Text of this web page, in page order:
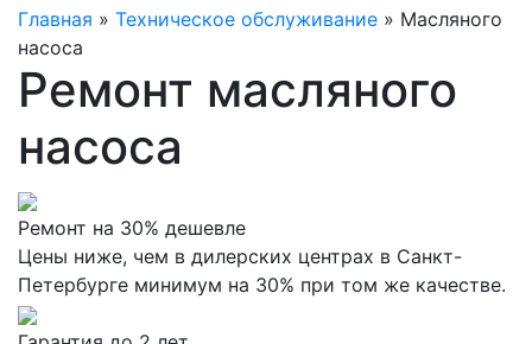
Главная » Техническое обслуживание » Масляного
насоса
Ремонт масляного
насоса
Ремонт на 30% дешевле
Цены ниже, чем в дилерских центрах в Санкт-
Петербурге минимум на 30% при том же качестве.